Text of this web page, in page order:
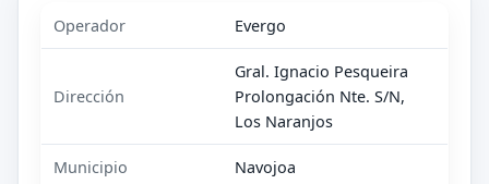
Operador Evergo
Dirección
Gral. Ignacio Pesqueira
Prolongación Nte. S/N,
Los Naranjos
Municipio Navojoa